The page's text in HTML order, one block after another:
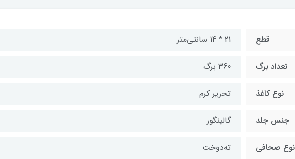
قطع 21 * 14 سانتی‌متر
تعداد برگ 360 برگ
نوع کاغذ تحریر کرم
جنس جلد گالینگور
نوع صحافی ته‌دوخت